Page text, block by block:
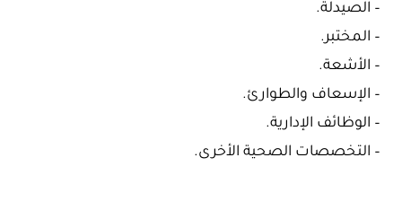
– الصيدلة.
– المختبر.
– الأشعة.
– الإسعاف والطوارئ.
– الوظائف الإدارية.
– التخصصات الصحية الأخرى.